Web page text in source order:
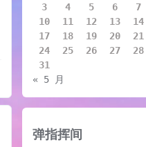
3
4 5 6 7
10
11 12 13 14
17
18 19 20 21
24
25 26 27 28
31
« 5 月
弹指挥间